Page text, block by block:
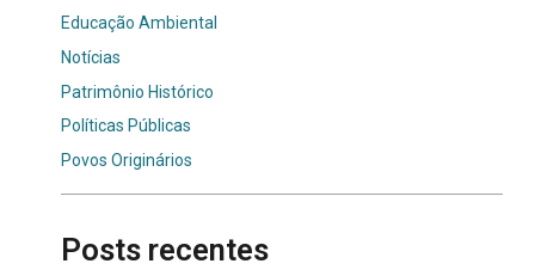
Educação Ambiental
Notícias
Patrimônio Histórico
Políticas Públicas
Povos Originários
Posts recentes